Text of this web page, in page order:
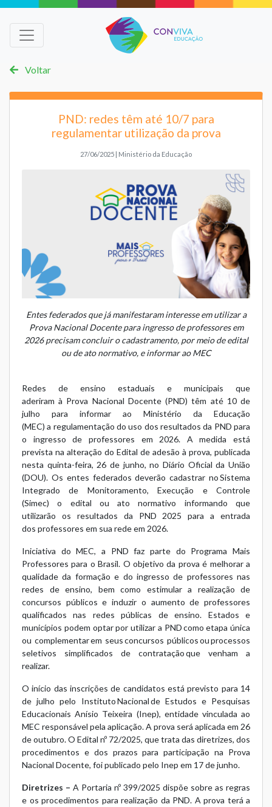
Voltar
PND: redes têm até 10/7 para
regulamentar utilização da prova
27/06/2025 | Ministério da Educação
Entes federados que já manifestaram interesse em utilizar a
Prova Nacional Docente para ingresso de professores em
2026 precisam concluir o cadastramento, por meio de edital
ou de ato normativo, e informar ao MEC
Redes de ensino estaduais e municipais que
aderiram à Prova Nacional Docente (PND) têm até 10 de
julho para informar ao Ministério da Educação
(MEC) a regulamentação do uso dos resultados da PND para
o ingresso de professores em 2026. A medida está
prevista na alteração do Edital de adesão à prova, publicada
nesta quinta-feira, 26 de junho, no Diário Oficial da União
(DOU). Os entes federados deverão cadastrar noSistema
Integrado de Monitoramento, Execução e Controle
(Simec) o edital ou ato normativo informando que
utilizarão os resultados da PND 2025 para a entrada
dos professores em sua rede em 2026.
Iniciativa do MEC, a PND faz parte do Programa Mais
Professores para o Brasil. O objetivo da prova é melhorar a
qualidade da formação e do ingresso de professores nas
redes de ensino, bem como estimular a realização de
concursos públicos e induzir o aumento de professores
qualificados nas redes públicas de ensino. Estados e
municípios podem optar por utilizar a PND como etapa única
ou complementar em seus concursos públicos ou processos
seletivos simplificados de contratação que venham a
realizar.
O início das inscrições de candidatos está previsto para 14
de julho pelo Instituto Nacional de Estudos e Pesquisas
Educacionais Anísio Teixeira (Inep), entidade vinculada ao
MEC responsável pela aplicação. A prova será aplicada em 26
de outubro. O Edital nº 72/2025, que trata das diretrizes, dos
procedimentos e dos prazos para participação na Prova
Nacional Docente, foi publicado pelo Inep em 17 de junho.
Diretrizes – A Portaria nº 399/2025 dispõe sobre as regras
e os procedimentos para realização da PND. A prova terá a